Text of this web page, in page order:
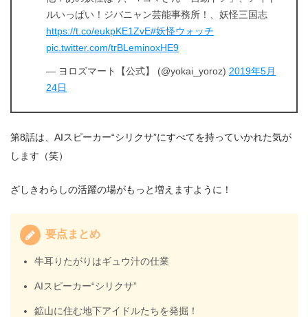
ルいっぱい！ジバニャン芸能事務所！、妖怪三国志
https://t.co/eukpKE1ZvE#妖怪ウォッチ
pic.twitter.com/trBLeminoxHE9
— ヨロズマート【公式】 (@yokai_yoroz) 2019年5月
24日
第8話は、AIスピーカー“シリクサ”にすべてを持っていかれた気が
します（笑）
ざしきわらしの活躍の場がもっと増えますように！
要点まとめ
牛耳りたがりはギュウ汁の仕業
AIスピーカー“シリクサ”
鉱山に住む地下アイドルたちを発掘！